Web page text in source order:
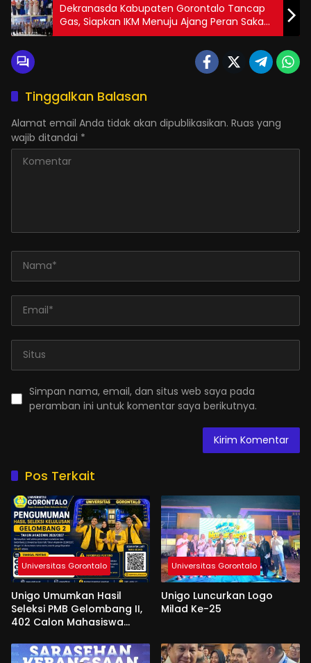
Dekranasda Kabupaten Gorontalo Tancap
Gas, Siapkan IKM Menuju Ajang Peran Saka
Nasional 2025
Tinggalkan Balasan
Alamat email Anda tidak akan dipublikasikan. Ruas yang
wajib ditandai *
Simpan nama, email, dan situs web saya pada
peramban ini untuk komentar saya berikutnya.
Pos Terkait
Universitas Gorontalo
Unigo Umumkan Hasil
Seleksi PMB Gelombang II,
402 Calon Mahasiswa
Universitas Gorontalo
Unigo Luncurkan Logo
Milad Ke-25